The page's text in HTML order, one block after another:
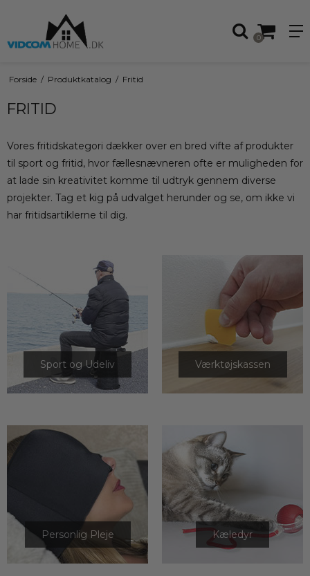
0
Forside / Produktkatalog / Fritid
FRITID
Vores fritidskategori dækker over en bred vifte af produkter
til sport og fritid, hvor fællesnævneren ofte er muligheden for
at lade sin kreativitet komme til udtryk gennem diverse
projekter. Tag et kig på udvalget herunder og se, om ikke vi
har fritidsartiklerne til dig.
Sport og Udeliv Værktøjskassen
Personlig Pleje Kæledyr